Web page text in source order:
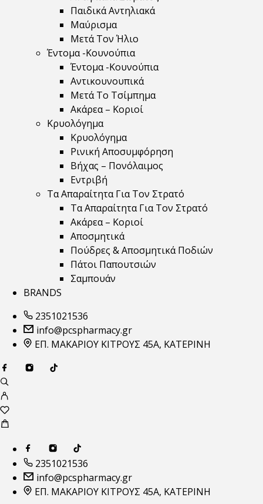
Παιδικά Αντηλιακά
Μαύρισμα
Mετά Τον Ήλιο
Έντομα -Κουνούπια
Έντομα -Κουνούπια
Αντικουνουπικά
Μετά Το Τσίμπημα
Ακάρεα – Κοριοί
Κρυολόγημα
Κρυολόγημα
Ρινική Αποσυμφόρηση
Βήχας – Πονόλαιμος
Εντριβή
Τα Απαραίτητα Για Τον Στρατό
Τα Απαραίτητα Για Τον Στρατό
Ακάρεα – Κοριοί
Αποσμητικά
Πούδρες & Αποσμητικά Ποδιών
Πάτοι Παπουτσιών
Σαμπουάν
BRANDS
2351021536
info@pcspharmacy.gr
ΕΠ. ΜΑΚΑΡΙΟΥ ΚΙΤΡΟΥΣ 45Α, ΚΑΤΕΡΙΝΗ
2351021536
info@pcspharmacy.gr
ΕΠ. ΜΑΚΑΡΙΟΥ ΚΙΤΡΟΥΣ 45Α, ΚΑΤΕΡΙΝΗ